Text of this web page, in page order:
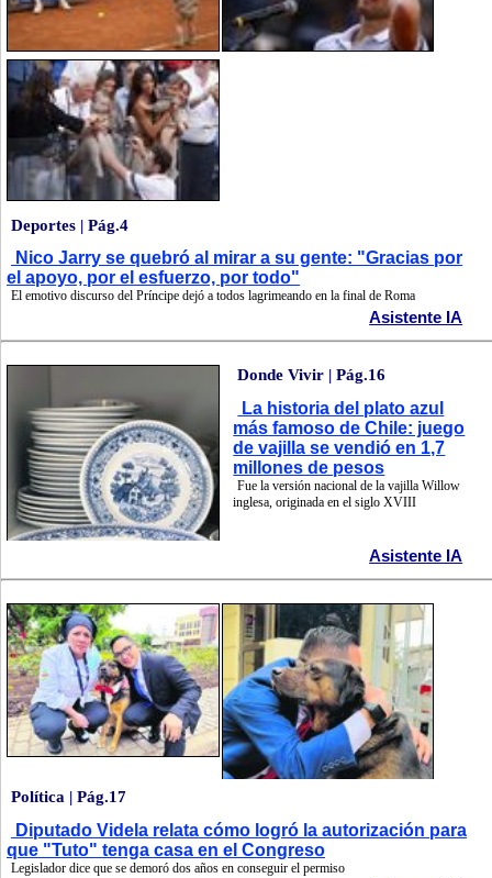
Deportes | Pág.4
Nico Jarry se quebró al mirar a su gente: "Gracias por
el apoyo, por el esfuerzo, por todo"
El emotivo discurso del Príncipe dejó a todos lagrimeando en la final de Roma
Asistente IA
Donde Vivir | Pág.16
La historia del plato azul
más famoso de Chile: juego
de vajilla se vendió en 1,7
millones de pesos
Fue la versión nacional de la vajilla Willow
inglesa, originada en el siglo XVIII
Asistente IA
Política | Pág.17
Diputado Videla relata cómo logró la autorización para
que "Tuto" tenga casa en el Congreso
Legislador dice que se demoró dos años en conseguir el permiso